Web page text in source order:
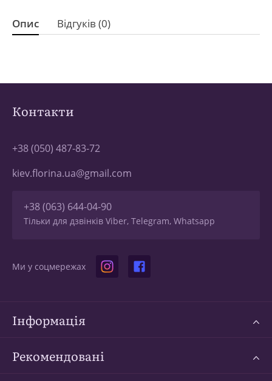
Опис Відгуків (0)
Контакти
+38 (050) 487-83-72
kiev.florina.ua@gmail.com
+38 (063) 644-04-90
Тільки для дзвінків Viber, Telegram, Whatsapp
Ми у соцмережах
Інформація
Рекомендовані